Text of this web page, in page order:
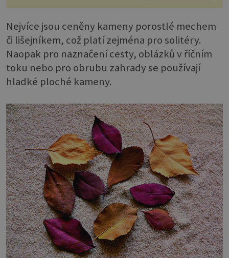
Nejvíce jsou ceněny kameny porostlé mechem
či lišejníkem, což platí zejména pro solitéry.
Naopak pro naznačení cesty, oblázků v říčním
toku nebo pro obrubu zahrady se používají
hladké ploché kameny.